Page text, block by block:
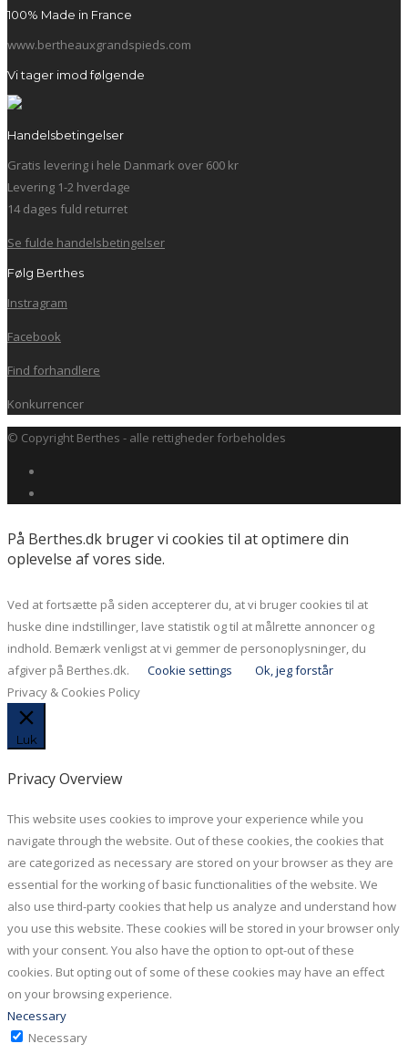
100% Made in France
www.bertheauxgrandspieds.com
Vi tager imod følgende
Handelsbetingelser
Gratis levering i hele Danmark over 600 kr
Levering 1-2 hverdage
14 dages fuld returret
Se fulde handelsbetingelser
Følg Berthes
Instragram
Facebook
Find forhandlere
Konkurrencer
© Copyright Berthes - alle rettigheder forbeholdes
På Berthes.dk bruger vi cookies til at optimere din
oplevelse af vores side.
Ved at fortsætte på siden accepterer du, at vi bruger cookies til at
huske dine indstillinger, lave statistik og til at målrette annoncer og
indhold. Bemærk venligst at vi gemmer de personoplysninger, du
afgiver på Berthes.dk.
Cookie settings
Ok, jeg forstår
Privacy & Cookies Policy
Luk
Privacy Overview
This website uses cookies to improve your experience while you
navigate through the website. Out of these cookies, the cookies that
are categorized as necessary are stored on your browser as they are
essential for the working of basic functionalities of the website. We
also use third-party cookies that help us analyze and understand how
you use this website. These cookies will be stored in your browser only
with your consent. You also have the option to opt-out of these
cookies. But opting out of some of these cookies may have an effect
on your browsing experience.
Necessary
Necessary